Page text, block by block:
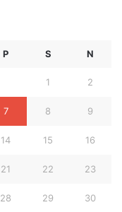
P S N
1 2
7 8 9
14 15 16
21 22 23
28 29 30